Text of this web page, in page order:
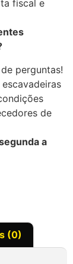
fiscal e
perguntas!
de
a
(0)